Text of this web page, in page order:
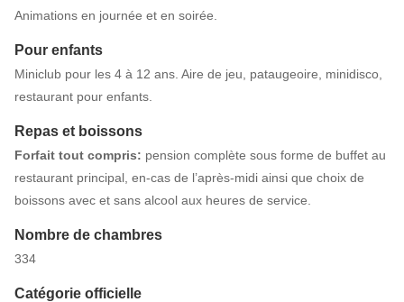
Animations en journée et en soirée.
Pour enfants
Miniclub pour les 4 à 12 ans. Aire de jeu, pataugeoire, minidisco,
restaurant pour enfants.
Repas et boissons
Forfait tout compris: pension complète sous forme de buffet au
restaurant principal, en-cas de l’après-midi ainsi que choix de
boissons avec et sans alcool aux heures de service.
Nombre de chambres
334
Catégorie officielle